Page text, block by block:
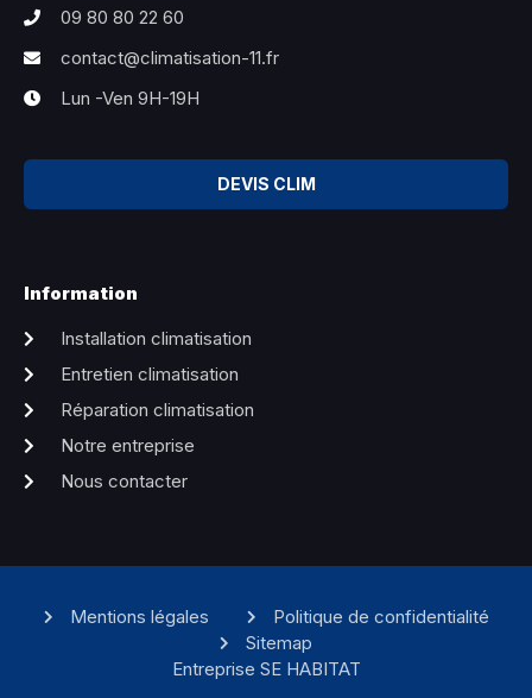
09 80 80 22 60
contact@climatisation-11.fr
Lun -Ven 9H-19H
DEVIS CLIM
Information
Installation climatisation
Entretien climatisation
Réparation climatisation
Notre entreprise
Nous contacter
Mentions légales
Politique de confidentialité
Sitemap
Entreprise SE HABITAT